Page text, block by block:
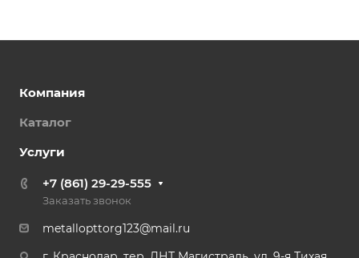
Компания
Каталог
Услуги
+7 (861) 29-29-555
Заказать звонок
metallopttorg123@mail.ru